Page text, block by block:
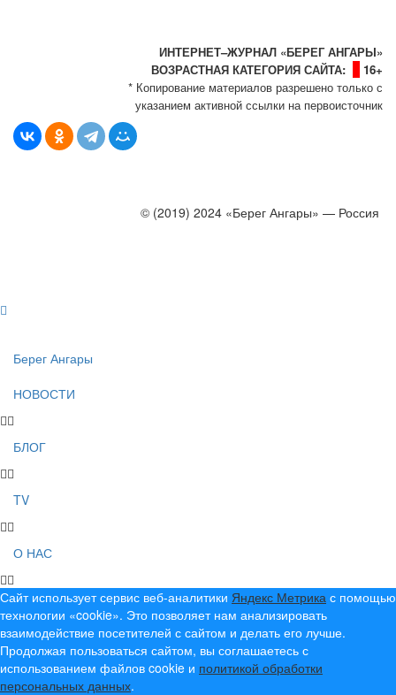
ИНТЕРНЕТ–ЖУРНАЛ «БЕРЕГ АНГАРЫ»
ВОЗРАСТНАЯ КАТЕГОРИЯ САЙТА:
16+
* Копирование материалов разрешено только с
указанием активной ссылки на первоисточник
© (2019) 2024 «Берег Ангары» — Россия
Берег Ангары
НОВОСТИ
БЛОГ
TV
О НАС
Сайт использует сервис веб-аналитики Яндекс Метрика с помощью
технологии «cookie». Это позволяет нам анализировать
взаимодействие посетителей с сайтом и делать его лучше.
Продолжая пользоваться сайтом, вы соглашаетесь с
использованием файлов cookie и политикой обработки
персональных данных.